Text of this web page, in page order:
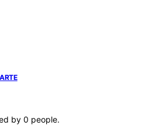
by 0 people.